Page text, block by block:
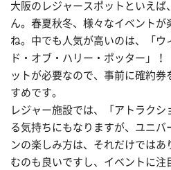
大阪のレジャースポットといえば
ん。春夏秋冬、様々なイベントが
ね。中でも人気が高いのは、「ウ
ド・オブ・ハリー・ポッター」
ットが必要なので、事前に確約券
すめです。
レジャー施設では、「アトラク
る気持ちにもなりますが、ユニ
ンの楽しみ方は、それだけではあ
むのも良いですし、イベントに注